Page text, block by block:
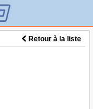
Retour à la liste